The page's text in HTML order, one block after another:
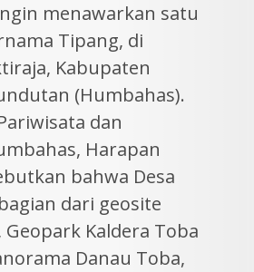
menawarkan satu
Tipang, di
Kabupaten
(Humbahas).
dan
Harapan
bahwa Desa
dari geosite
Kaldera Toba
Danau Toba,